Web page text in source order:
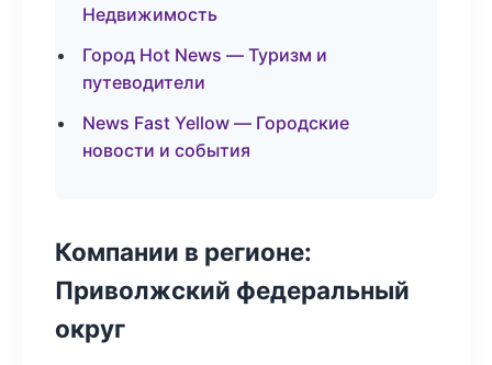
Недвижимость
Город Hot News — Туризм и
путеводители
News Fast Yellow — Городские
новости и события
Компании в регионе:
Приволжский федеральный
округ